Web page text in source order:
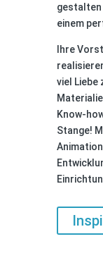
gestalten
einem
Ihre
viel Liebe
Know-
Stange!